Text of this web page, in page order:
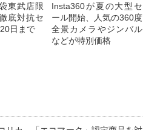
東武店限
底対抗セ
日まで
Insta360が夏の大型セ
ール開始、人気の360度
全景カメラやジンバル
などが特別価格